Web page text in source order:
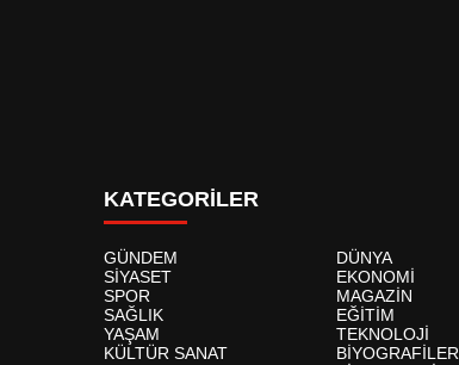
KATEGORİLER
GÜNDEM
DÜNYA
SİYASET
EKONOMİ
SPOR
MAGAZİN
SAĞLIK
EĞİTİM
YAŞAM
TEKNOLOJİ
KÜLTÜR SANAT
BİYOGRAFİLER